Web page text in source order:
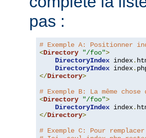
pas :
# Exemple A: Positionner
<Directory "/foo">
DirectoryIndex index.
DirectoryIndex index.
</Directory>
# Exemple B: La même
<Directory "/foo">
DirectoryIndex index.
</Directory>
# Exemple C: Pour